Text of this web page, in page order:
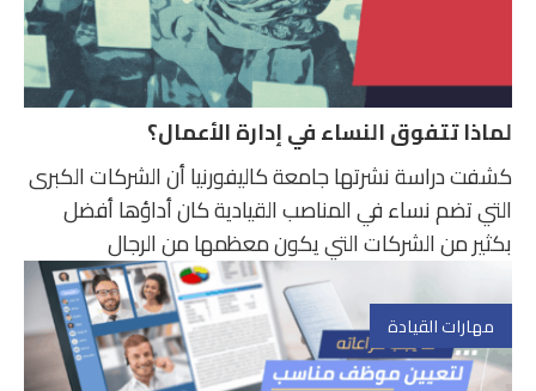
لماذا تتفوق النساء في إدارة الأعمال؟
كشفت دراسة نشرتها جامعة كاليفورنيا أن الشركات الكبرى
التي تضم نساء في المناصب القيادية كان أداؤها أفضل
بكثير من الشركات التي يكون معظمها من الرجال
مهارات القيادة